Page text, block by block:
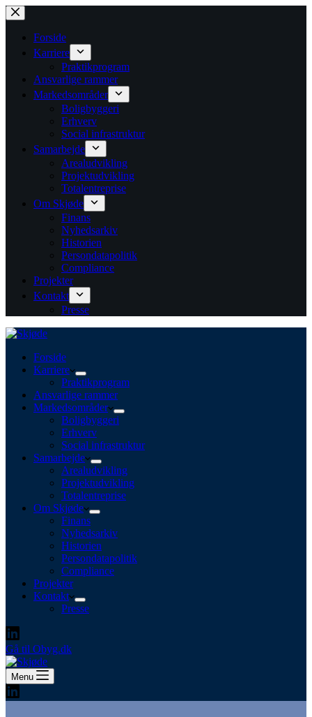
Fortsæt
til
indholdForside
Karriere
Praktikprogram
Ansvarlige rammer
Markedsområder
Boligbyggeri
Erhverv
Social infrastruktur
Samarbejde
Arealudvikling
Projektudvikling
Totalentreprise
Om Skjøde
Finans
Nyhedsarkiv
Historien
Persondatapolitik
Compliance
Projekter
Kontakt
Presse
Forside
Karriere
Praktikprogram
Ansvarlige rammer
Markedsområder
Boligbyggeri
Erhverv
Social infrastruktur
Samarbejde
Arealudvikling
Projektudvikling
Totalentreprise
Om Skjøde
Finans
Nyhedsarkiv
Historien
Persondatapolitik
Compliance
Projekter
Kontakt
Presse
Gå til Obyg.dk
Menu